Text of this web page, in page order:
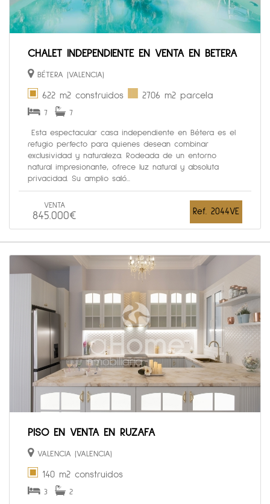
CHALET INDEPENDIENTE EN VENTA EN BETERA
BÉTERA (VALENCIA)
622 m2 construidos 2706 m2 parcela
7 7
Esta espectacular casa independiente en Bétera es el
refugio perfecto para quienes desean combinar
exclusividad y naturaleza. Rodeada de un entorno
natural impresionante, ofrece luz natural y absoluta
privacidad. Su amplio saló...
VENTA
845.000€ Ref. 2044VE
PISO EN VENTA EN RUZAFA
VALENCIA (VALENCIA)
140 m2 construidos
3 2